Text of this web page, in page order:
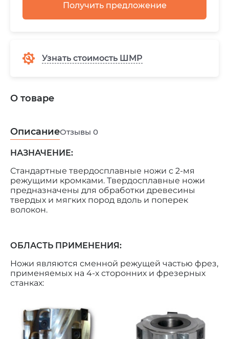
Получить предложение
Узнать стоимость ШМР
О товаре
ОписаниеОтзывы 0
НАЗНАЧЕНИЕ:
Стандартные твердосплавные ножи с 2-мя
режущими кромками. Твердосплавные ножи
предназначены для обработки древесины
твердых и мягких пород вдоль и поперек
волокон.
ОБЛАСТЬ ПРИМЕНЕНИЯ:
Ножи являются сменной режущей частью фрез,
применяемых на 4-х сторонних и фрезерных
станках: